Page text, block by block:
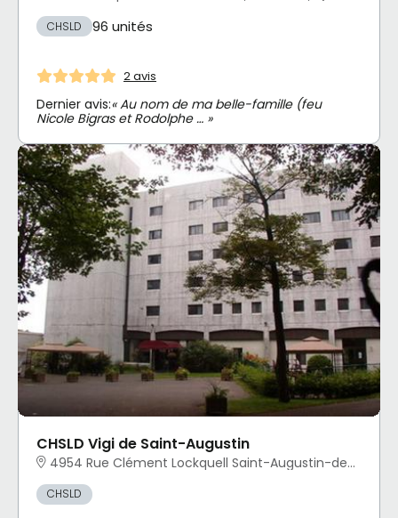
CHSLD 96 unités
2 avis
Dernier avis:« Au nom de ma belle-famille (feu
Nicole Bigras et Rodolphe … »
CHSLD Vigi de Saint-Augustin
4954 Rue Clément Lockquell Saint-Augustin-de-Desmaures, QC
CHSLD